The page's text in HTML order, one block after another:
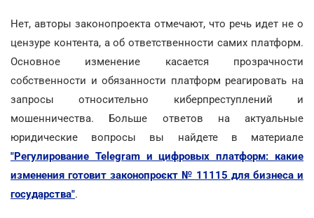
Нет, авторы законопроекта отмечают, что речь идет не о
цензуре контента, а об ответственности самих платформ.
Основное изменение касается прозрачности
собственности и обязанности платформ реагировать на
запросы относительно киберпреступлений и
мошенничества. Больше ответов на актуальные
юридические вопросы вы найдете в материале
"Регулирование Telegram и цифровых платформ: какие
изменения готовит законопроєкт № 11115 для бизнеса и
государства".